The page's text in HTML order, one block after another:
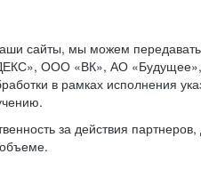
сайты, мы можем
ООО «ВК», АО
в рамках исполнения
за действия